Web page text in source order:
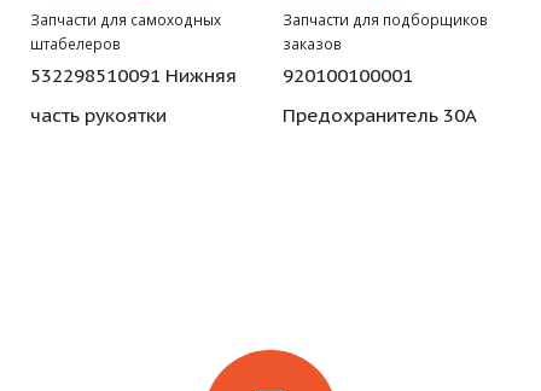
Запчасти для самоходных
штабелеров
532298510091 Нижняя
часть рукоятки
Запчасти для подборщиков
заказов
920100100001
Предохранитель 30А